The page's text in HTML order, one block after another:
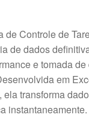
de Controle de
de dados
e tomada
em
ela transforma
instantaneamente.